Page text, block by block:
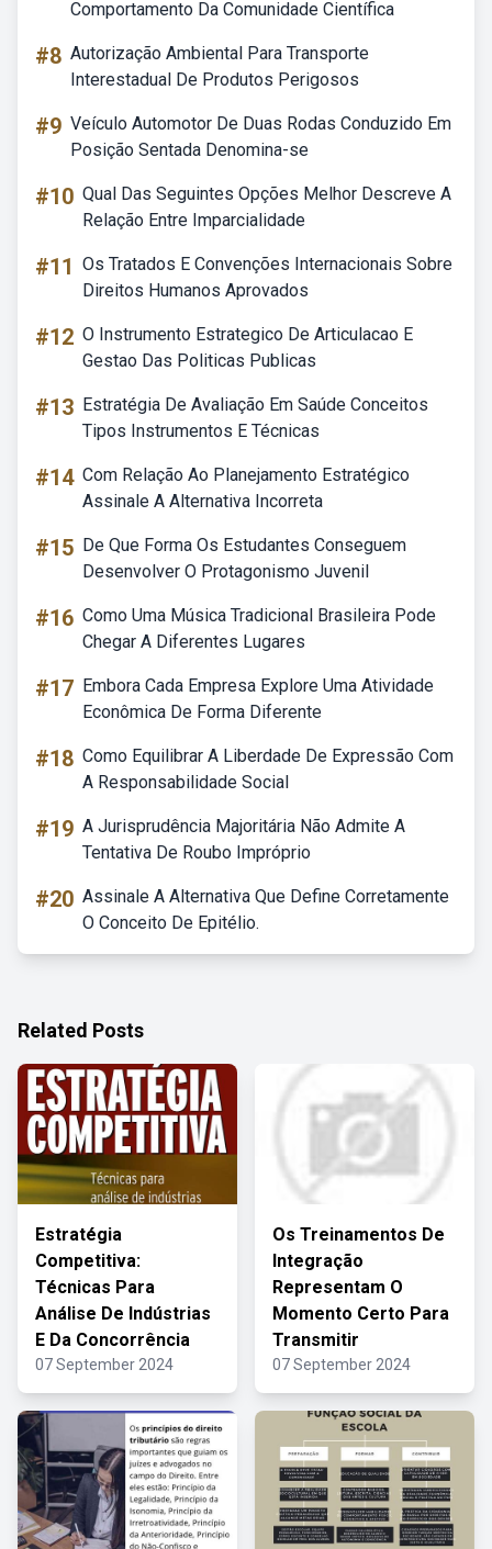
Comportamento Da Comunidade Científica
#8 Autorização Ambiental Para Transporte
Interestadual De Produtos Perigosos
#9 Veículo Automotor De Duas Rodas Conduzido Em
Posição Sentada Denomina-se
#10 Qual Das Seguintes Opções Melhor Descreve A
Relação Entre Imparcialidade
#11 Os Tratados E Convenções Internacionais Sobre
Direitos Humanos Aprovados
#12 O Instrumento Estrategico De Articulacao E
Gestao Das Politicas Publicas
#13 Estratégia De Avaliação Em Saúde Conceitos
Tipos Instrumentos E Técnicas
#14 Com Relação Ao Planejamento Estratégico
Assinale A Alternativa Incorreta
#15 De Que Forma Os Estudantes Conseguem
Desenvolver O Protagonismo Juvenil
#16 Como Uma Música Tradicional Brasileira Pode
Chegar A Diferentes Lugares
#17 Embora Cada Empresa Explore Uma Atividade
Econômica De Forma Diferente
#18 Como Equilibrar A Liberdade De Expressão Com
A Responsabilidade Social
#19 A Jurisprudência Majoritária Não Admite A
Tentativa De Roubo Impróprio
#20 Assinale A Alternativa Que Define Corretamente
O Conceito De Epitélio.
Related Posts
Estratégia
Competitiva:
Técnicas Para
Análise De Indústrias
E Da Concorrência
07 September 2024
Os Treinamentos De
Integração
Representam O
Momento Certo Para
Transmitir
07 September 2024